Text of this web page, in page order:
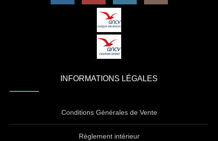
INFORMATIONS LÉGALES
Conditions Générales de Vente
Règlement intérieur